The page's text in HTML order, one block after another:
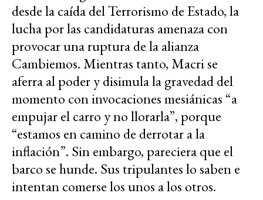
desde la caída del Terrorismo de Estado, la
lucha por las candidaturas amenaza con
provocar una ruptura de la alianza
Cambiemos. Mientras tanto, Macri se
aferra al poder y disimula la gravedad del
momento con invocaciones mesiánicas “a
empujar el carro y no llorarla”, porque
“estamos en camino de derrotar a la
inflación”. Sin embargo, pareciera que el
barco se hunde. Sus tripulantes lo saben e
intentan comerse los unos a los otros.